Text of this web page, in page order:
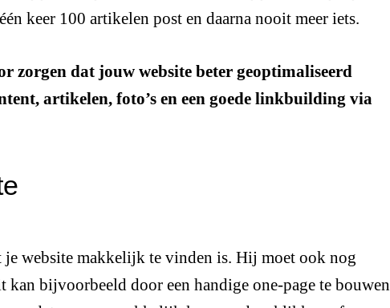
keer 100 artikelen post en daarna nooit meer iets.
zorgen dat jouw website beter geoptimaliseerd
artikelen, foto’s en een goede linkbuilding via
website makkelijk te vinden is. Hij moet ook nog
bijvoorbeeld door een handige one-page te bouwen